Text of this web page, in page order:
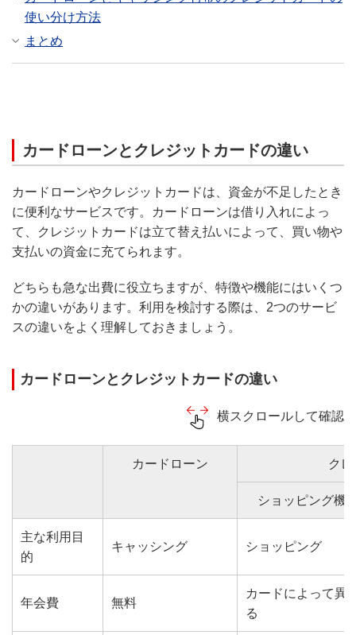
使い分け方法
まとめ
カードローンとクレジットカードの違い
カードローンやクレジットカードは、資金が不足したとき
に便利なサービスです。カードローンは借り入れによっ
て、クレジットカードは立て替え払いによって、買い物や
支払いの資金に充てられます。
どちらも急な出費に役立ちますが、特徴や機能にはいくつ
かの違いがあります。利用を検討する際は、2つのサービ
スの違いをよく理解しておきましょう。
カードローンとクレジットカードの違い
横スクロールして確認
カードローン ク
ショッピング機
主な利用目
的
キャッシング ショッピング
年会費 無料
カードによって異
る